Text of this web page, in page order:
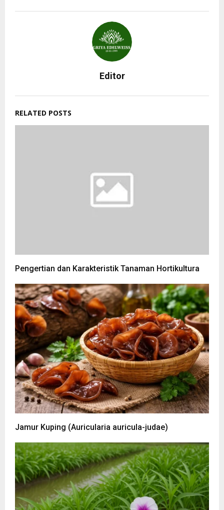
Editor
RELATED POSTS
Pengertian dan Karakteristik Tanaman Hortikultura
Jamur Kuping (Auricularia auricula-judae)